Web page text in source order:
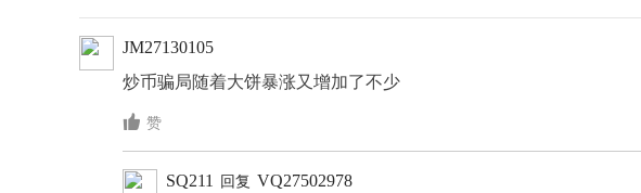
JM27130105
炒币骗局随着大饼暴涨又增加了不少
 赞
SQ211 回复 VQ27502978